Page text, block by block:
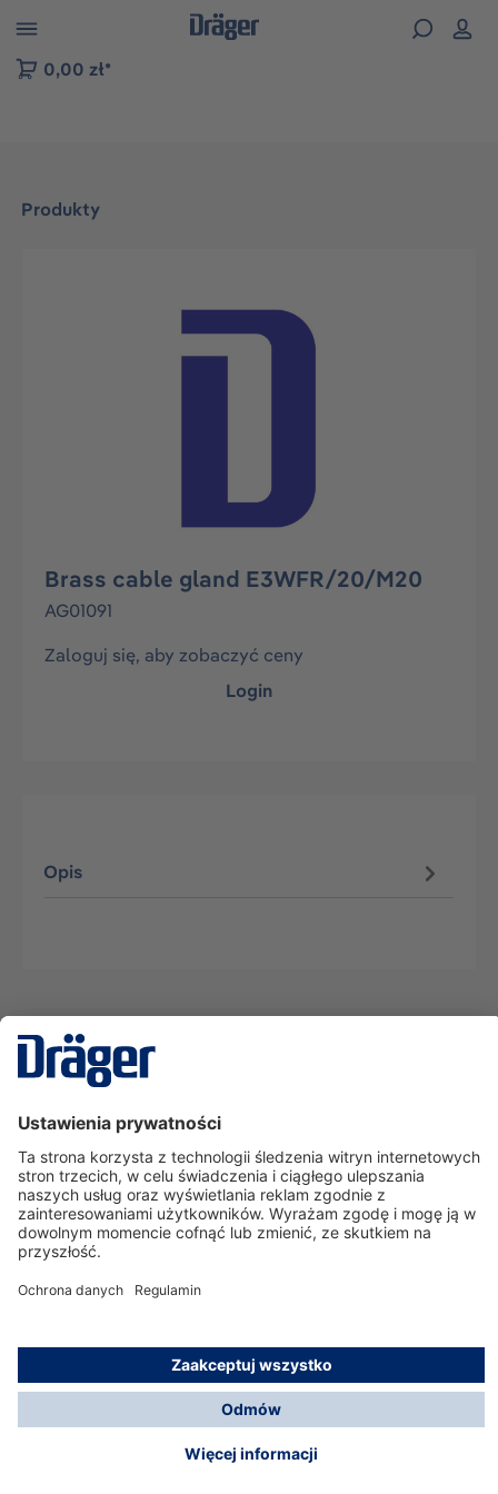
do nawigacji na platformie B2B
0,00 zł*
Produkty
Pomiń galerię zdjęć
Brass cable gland E3WFR/20/M20
AG01091
Zaloguj się, aby zobaczyć ceny
Login
Opis
Serwisowa linia hotline
O nas
Korzystanie ze sklepu
© Dräger Polska Sp. z o.o., 2025
*Wszystkie ceny bez VAT, na warunkach opisanych w